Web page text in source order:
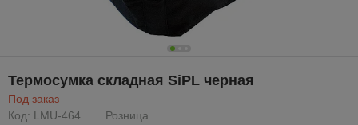
Термосумка складная SiPL черная
Под заказ
Код: LMU-464
Розница